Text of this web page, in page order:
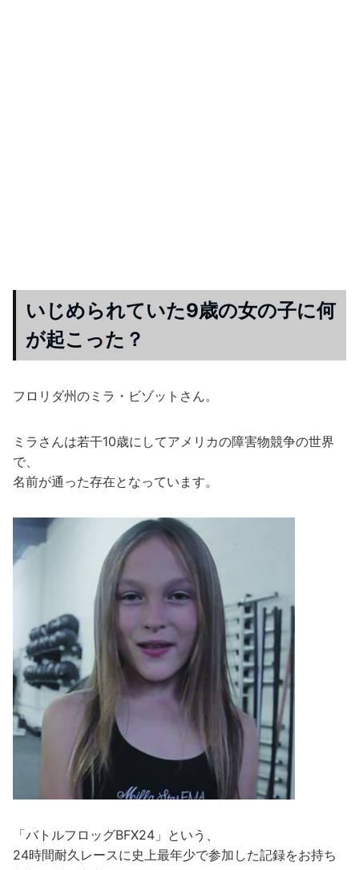
いじめられていた9歳の女の子に何
が起こった？
フロリダ州のミラ・ビゾットさん。
ミラさんは若干10歳にしてアメリカの障害物競争の世界
で、
名前が通った存在となっています。
「バトルフロッグBFX24」という、
24時間耐久レースに史上最年少で参加した記録をお持ち